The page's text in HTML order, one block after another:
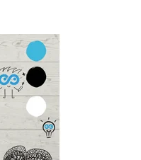
s rovným střihem a
týmu. :)